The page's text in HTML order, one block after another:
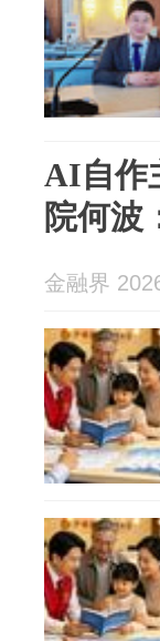
AI自作
院何波
金融界